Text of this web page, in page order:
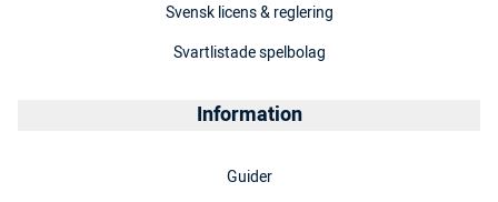
Svensk licens & reglering
Svartlistade spelbolag
Information
Guider